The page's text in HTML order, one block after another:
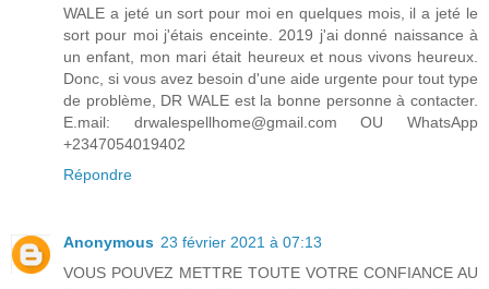
WALE a jeté un sort pour moi en quelques mois, il a jeté le
sort pour moi j'étais enceinte. 2019 j'ai donné naissance à
un enfant, mon mari était heureux et nous vivons heureux.
Donc, si vous avez besoin d'une aide urgente pour tout type
de problème, DR WALE est la bonne personne à contacter.
E.mail: drwalespellhome@gmail.com OU WhatsApp
+2347054019402
Répondre
Anonymous 23 février 2021 à 07:13
VOUS POUVEZ METTRE TOUTE VOTRE CONFIANCE AU